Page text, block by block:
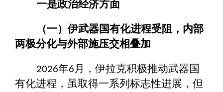
一是政治经济方面
（一）伊武器国有化进程受阻，内部
两极分化与外部施压交相叠加
2026年6月，伊拉克积极推动武器国
有化进程，虽取得一系列标志性进展，但